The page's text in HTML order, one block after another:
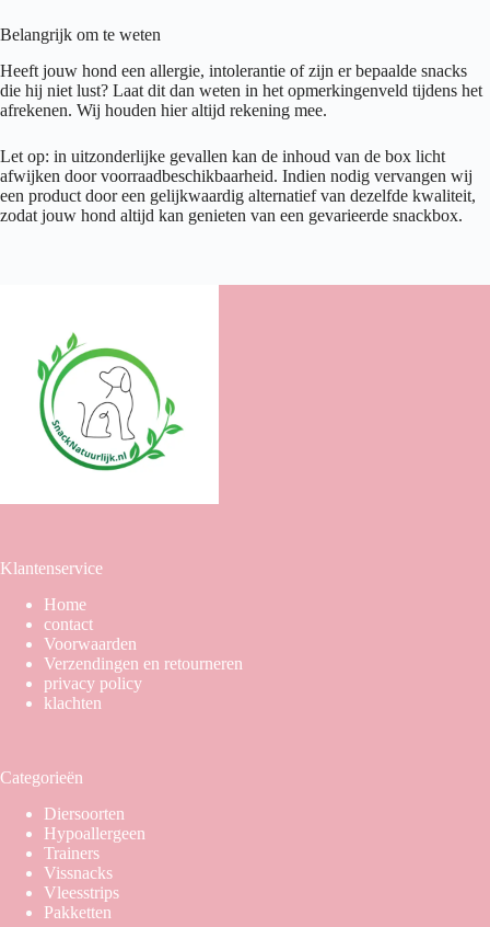
Belangrijk om te weten
Heeft jouw hond een allergie, intolerantie of zijn er bepaalde snacks
die hij niet lust? Laat dit dan weten in het opmerkingenveld tijdens het
afrekenen. Wij houden hier altijd rekening mee.
Let op: in uitzonderlijke gevallen kan de inhoud van de box licht
afwijken door voorraadbeschikbaarheid. Indien nodig vervangen wij
een product door een gelijkwaardig alternatief van dezelfde kwaliteit,
zodat jouw hond altijd kan genieten van een gevarieerde snackbox.
Klantenservice
Home
contact
Voorwaarden
Verzendingen en retourneren
privacy policy
klachten
Categorieën
Diersoorten
Hypoallergeen
Trainers
Vissnacks
Vleesstrips
Pakketten